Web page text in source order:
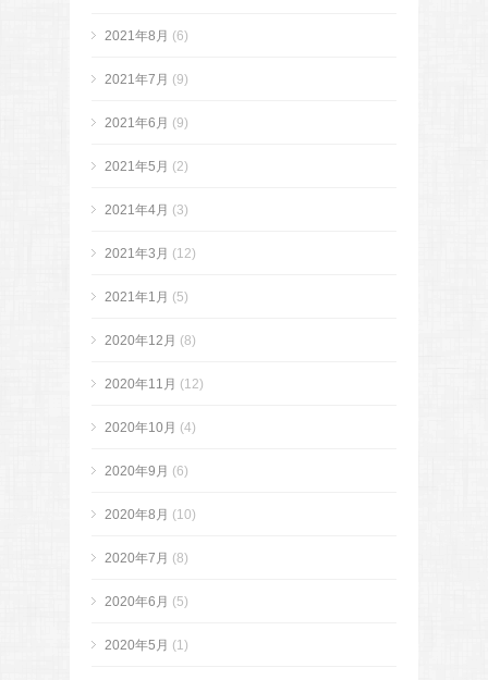
2021年8月 (6)
2021年7月 (9)
2021年6月 (9)
2021年5月 (2)
2021年4月 (3)
2021年3月 (12)
2021年1月 (5)
2020年12月 (8)
2020年11月 (12)
2020年10月 (4)
2020年9月 (6)
2020年8月 (10)
2020年7月 (8)
2020年6月 (5)
2020年5月 (1)